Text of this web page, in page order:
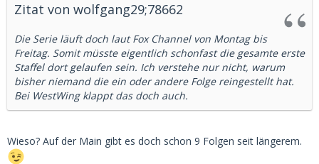
Zitat von wolfgang29;78662
Die Serie läuft doch laut Fox Channel von Montag bis
Freitag. Somit müsste eigentlich schonfast die gesamte erste
Staffel dort gelaufen sein. Ich verstehe nur nicht, warum
bisher niemand die ein oder andere Folge reingestellt hat.
Bei WestWing klappt das doch auch.
Wieso? Auf der Main gibt es doch schon 9 Folgen seit längerem.